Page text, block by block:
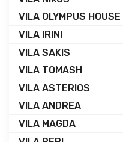
VILA OLYMPUS HOUSE
VILA IRINI
VILA SAKIS
VILA TOMASH
VILA ASTERIOS
VILA ANDREA
VILA MAGDA